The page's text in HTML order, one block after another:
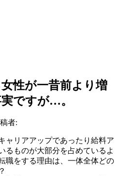
性が一昔前より増
ですが…。
者:
ャリアアップであったり給料ア
るものが大部分を占めているよ
職をする理由は、一体全体どの